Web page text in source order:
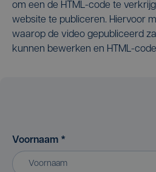
om een de HTML-code te
website te publiceren. Hiervoor
waarop de video gepubliceerd
kunnen bewerken en HTML-
Voornaam *